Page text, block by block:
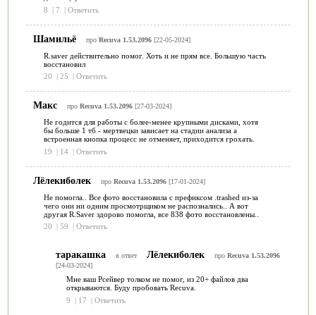
8
| 7 | Ответить
Шамильё про Recuva 1.53.2096[22-05-2024]
R.saver действительно помог. Хоть и не прям все. Большую часть
восстановил
20
| 25 | Ответить
Макс про Recuva 1.53.2096[27-03-2024]
Не годится для работы с более-менее крупными дисками, хотя
бы больше 1 тб - мертвецки зависает на стадии анализа а
встроенная кнопка процесс не отменяет, приходится грохать.
19
| 14 | Ответить
Лёлекиболек про Recuva 1.53.2096[17-01-2024]
Не помогла.. Все фото восстановила с префиксом .trashed из-за
чего они ни одним просмотрщиком не распознались.. А вот
другая R.Saver здорово помогла, все 838 фото восстановлены..
20
| 59 | Ответить
таракашка в ответ Лёлекиболек про Recuva 1.53.2096
[24-03-2024]
Мне ваш Рсейвер толком не помог, из 20+ файлов два
открываются. Буду пробовать Recuva.
9
| 17 | Ответить